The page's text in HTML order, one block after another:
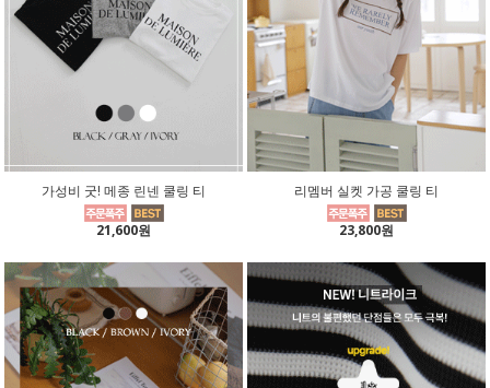
가성비 굿! 메종 린넨 쿨링 티
21,600원
리멤버 실켓 가공 쿨링 티
23,800원